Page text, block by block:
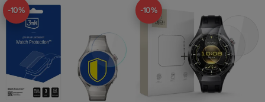
-10% -10%